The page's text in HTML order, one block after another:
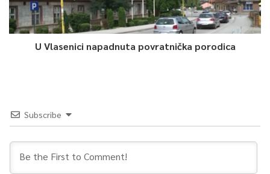
0
Article Rating
U Vlasenici napadnuta povratnička porodica
Subscribe